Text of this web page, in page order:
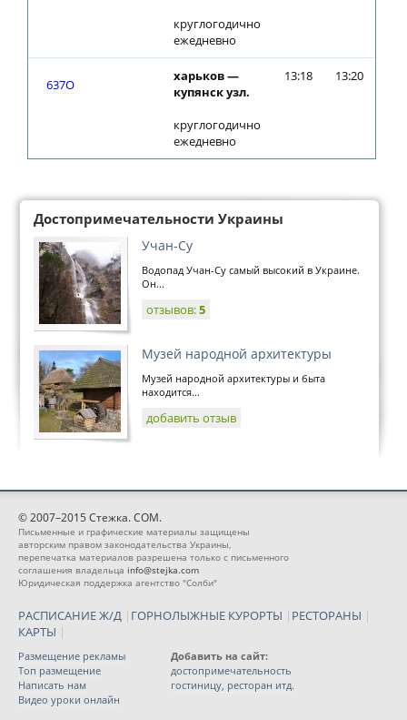
круглогодично
ежедневно
637О
харьков —
купянск узл.
круглогодично
ежедневно
13:18 13:20
Достопримечательности Украины
Учан-Су
Водопад Учан-Су самый высокий в Украине.
Он...
отзывов:5
Музей народной архитектуры
Музей народной архитектуры и быта
находится...
добавить отзыв
© 2007–2015 Стежка. COM.
Письменные и графические материалы защищены
авторским правом законодательства Украины,
перепечатка материалов разрешена только с письменного
соглашения владельца info@stejka.com
Юридическая поддержка агентство "Солби"
РАСПИСАНИЕ Ж/Д | ГОРНОЛЫЖНЫЕ КУРОРТЫ | РЕСТОРАНЫ |
КАРТЫ |
Размещение рекламы
Топ размещение
Написать нам
Видео уроки онлайн
Добавить на сайт:
достопримечательность
гостиницу, ресторан итд.